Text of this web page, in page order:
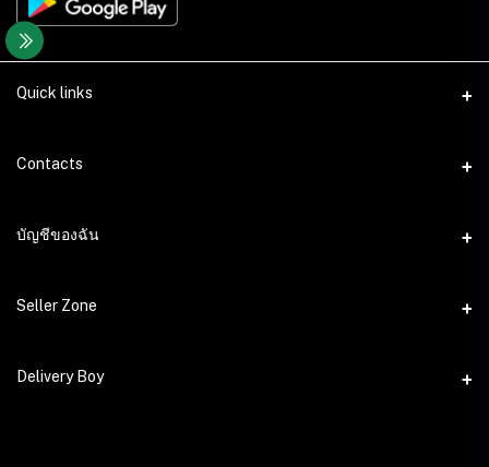
Quick links
Contacts
ที่อยู่
โทรศัพท์
support@areemart.com
บัญชีของฉัน
เข้าสู่ระบบ
สิ่งที่อยากได้ของฉัน
Seller Zone
Become A Seller
Delivery Boy